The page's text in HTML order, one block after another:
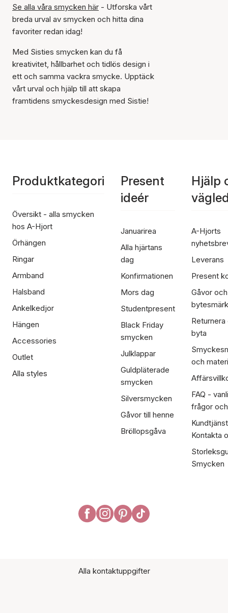
Se alla våra smycken här - Utforska vårt
breda urval av smycken och hitta dina
favoriter redan idag!
Med Sisties smycken kan du få
kreativitet, hållbarhet och tidlös design i
ett och samma vackra smycke. Upptäck
vårt urval och hjälp till att skapa
framtidens smyckesdesign med Sistie!
Produktkategori
Översikt - alla smycken
hos A-Hjort
Örhängen
Ringar
Armband
Halsband
Ankelkedjor
Hängen
Accessories
Outlet
Alla styles
Present
ideér
Januarirea
Alla hjärtans
dag
Konfirmationen
Mors dag
Studentpresent
Black Friday
smycken
Julklappar
Guldpläterade
smycken
Silversmycken
Gåvor till henne
Bröllopsgåva
Hjälp
A-Hjorts
Leverans
Present
Gåvor och
Returnera
byta
och
FAQ -
frågor
Kontakta
Smycken
Alla kontaktuppgifter